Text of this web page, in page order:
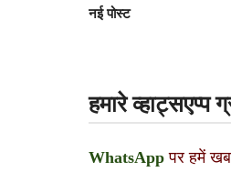
नई पोस्ट
हमारे
WhatsApp पर हमें